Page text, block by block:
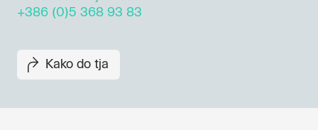
+386 (0)5 368 93 83
Kako do tja